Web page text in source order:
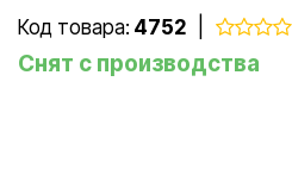
Код товара: 4752
Снят с производства